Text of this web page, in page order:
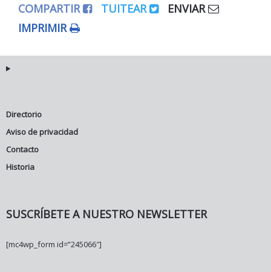
COMPARTIR TUITEAR
ENVIAR
IMPRIMIR
Directorio
Aviso de privacidad
Contacto
Historia
SUSCRÍBETE A NUESTRO NEWSLETTER
[mc4wp_form id=”245066″]